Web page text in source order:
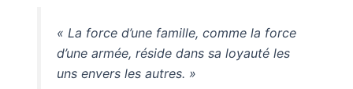
« La force d’une famille, comme la force
d’une armée, réside dans sa loyauté les
uns envers les autres. »